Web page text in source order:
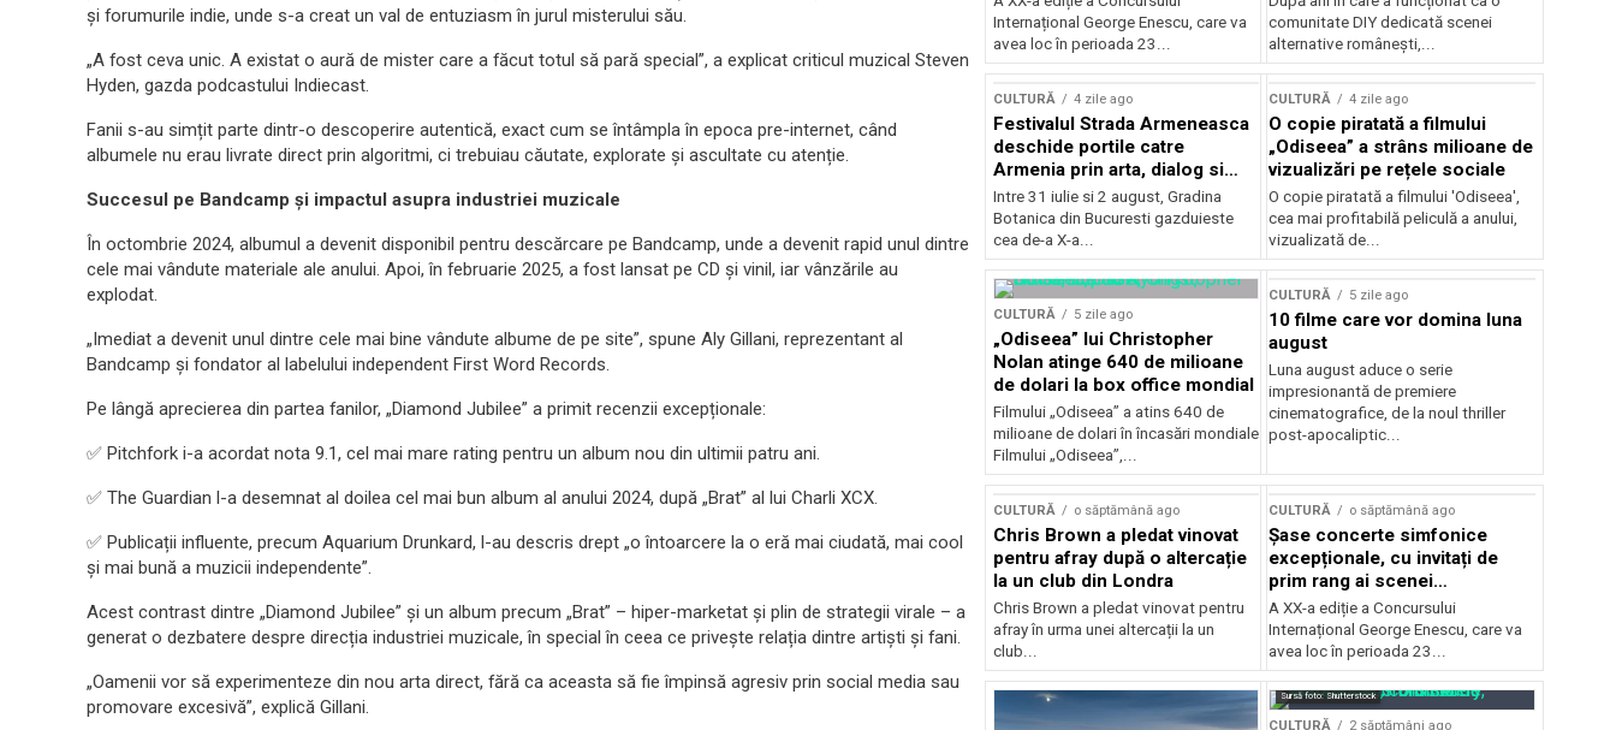
și forumurile indie, unde s-a creat un val de entuziasm în jurul misterului său.
„A fost ceva unic. A existat o aură de mister care a făcut totul să pară special”, a explicat criticul muzical Steven
Hyden, gazda podcastului Indiecast.
Fanii s-au simțit parte dintr-o descoperire autentică, exact cum se întâmpla în epoca pre-internet, când
albumele nu erau livrate direct prin algoritmi, ci trebuiau căutate, explorate și ascultate cu atenție.
Succesul pe Bandcamp și impactul asupra industriei muzicale
În octombrie 2024, albumul a devenit disponibil pentru descărcare pe Bandcamp, unde a devenit rapid unul dintre
cele mai vândute materiale ale anului. Apoi, în februarie 2025, a fost lansat pe CD și vinil, iar vânzările au
explodat.
„Imediat a devenit unul dintre cele mai bine vândute albume de pe site”, spune Aly Gillani, reprezentant al
Bandcamp și fondator al labelului independent First Word Records.
Pe lângă aprecierea din partea fanilor, „Diamond Jubilee” a primit recenzii excepționale:
✅ Pitchfork i-a acordat nota 9.1, cel mai mare rating pentru un album nou din ultimii patru ani.
✅ The Guardian l-a desemnat al doilea cel mai bun album al anului 2024, după „Brat” al lui Charli XCX.
✅ Publicații influente, precum Aquarium Drunkard, l-au descris drept „o întoarcere la o eră mai ciudată, mai cool
și mai bună a muzicii independente”.
Acest contrast dintre „Diamond Jubilee” și un album precum „Brat” – hiper-marketat și plin de strategii virale – a
generat o dezbatere despre direcția industriei muzicale, în special în ceea ce privește relația dintre artiști și fani.
„Oamenii vor să experimenteze din nou arta direct, fără ca aceasta să fie împinsă agresiv prin social media sau
promovare excesivă”, explică Gillani.
orchestrale românești de
prestigiu, în programul
Concursului Enescu 2026
Internațional George Enescu, care va
avea loc în perioada 23...
participare pentru public
comunitate DIY dedicată scenei
alternative românești,...
CULTURĂ 4 zile ago
Festivalul Strada Armeneasca
deschide portile catre
Armenia prin arta, dialog si
patrimoniu, intre 31 iulie si 2
august, la Gradina Botanica din
Bucuresti
Intre 31 iulie si 2 august, Gradina
Botanica din Bucuresti gazduieste
cea de-a X-a...
CULTURĂ 4 zile ago
O copie piratată a filmului
„Odiseea” a strâns milioane de
vizualizări pe rețele sociale
O copie piratată a filmului 'Odiseea',
cea mai profitabilă peliculă a anului,
vizualizată de...
CULTURĂ 5 zile ago
„Odiseea” lui Christopher
Nolan atinge 640 de milioane
de dolari la box office mondial
Filmului „Odiseea” a atins 640 de
milioane de dolari în încasări mondiale
Filmului „Odiseea”,...
CULTURĂ 5 zile ago
10 filme care vor domina luna
august
Luna august aduce o serie
impresionantă de premiere
cinematografice, de la noul thriller
post-apocaliptic...
CULTURĂ o săptămână ago
Chris Brown a pledat vinovat
pentru afray după o altercație
la un club din Londra
Chris Brown a pledat vinovat pentru
afray în urma unei altercații la un
club...
CULTURĂ o săptămână ago
Șase concerte simfonice
excepționale, cu invitați de
prim rang ai scenei
internaționale și ansambluri
orchestrale românești de
prestigiu, în programul
Concursului Enescu 2026
A XX-a ediție a Concursului
Internațional George Enescu, care va
avea loc în perioada 23...
Sursă foto: Shutterstock
CULTURĂ 2 săptămâni ago